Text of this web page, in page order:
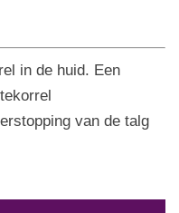
in de huid. Een
van de talg